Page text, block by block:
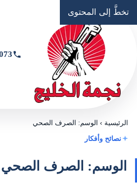
تخطَّ إلى المحتوى
الرئيسية ›الوسم: الصرف الصحي
نصائح وأفكار
الوسم: الصرف الصحي